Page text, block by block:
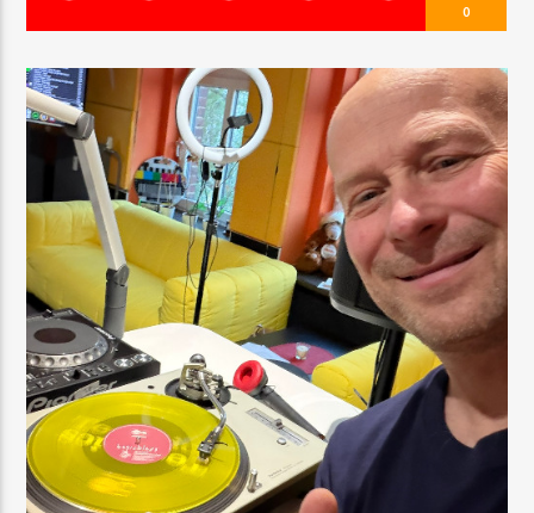
BUD FRESH
!!! FRESH RADIO
AKTUÁLNÍ POŘAD
JJ
10:00 12:00
64Kbps AAC
0